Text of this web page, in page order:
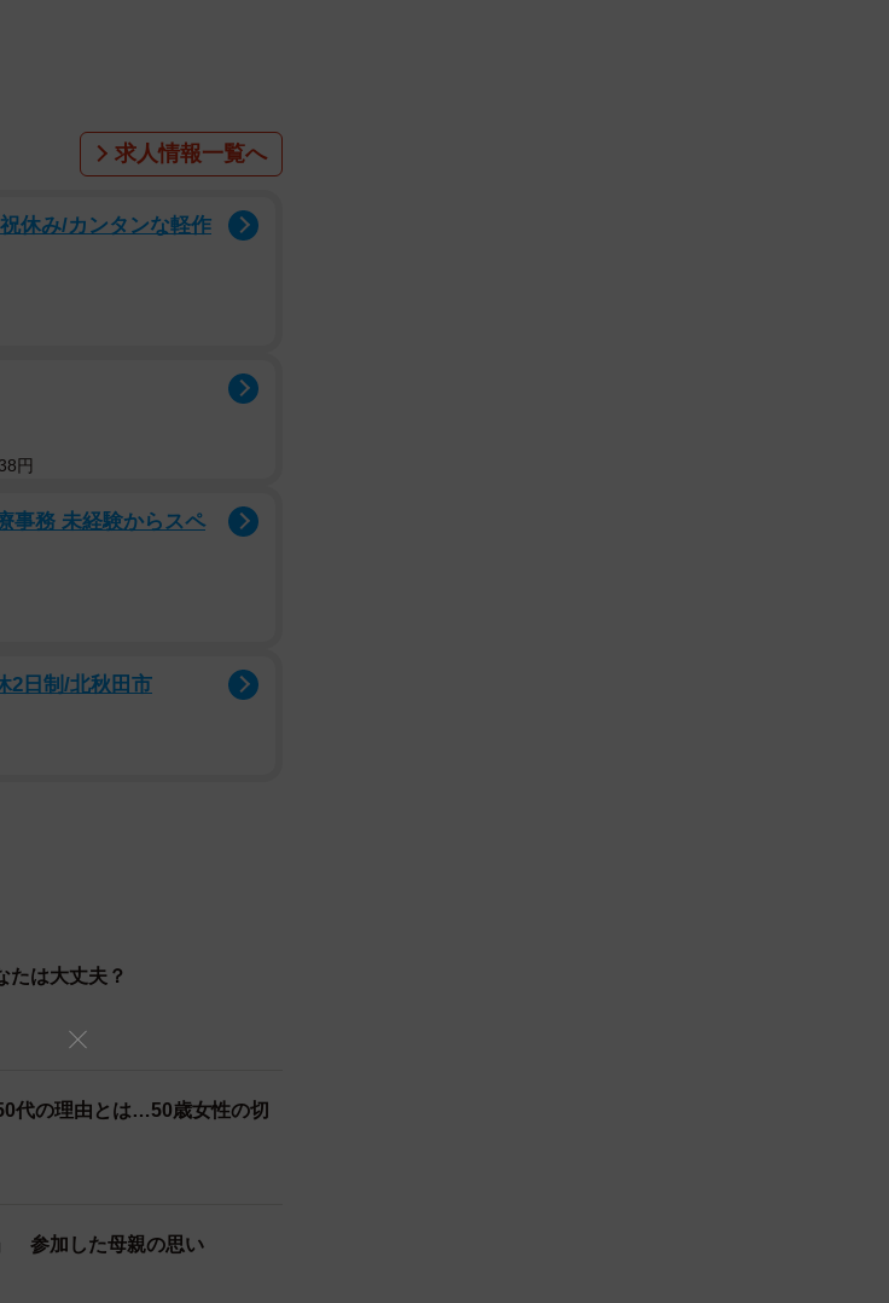
いうのも、詐欺師はまず相手
づいてくるからです。そのた
ています。詐欺師たちは高収
。すると、こちらも好印象の
生まれてしまうのです。
、収入が不安定なジャーナリ
す。いっそのこと年収1000万
、心に魔が差しそうな時もあ
果は毎回、玉砕ということに
婚活パーティーで出会った３
して、逮捕されています。自
て、自分自身を見ていないこ
実際に年収・職業・ルックス
したところに、詐欺師が付け
求人情報一覧へ
休み/カンタンな軽作
円
事務 未経験からスペ
2日制/北秋田市
たは大丈夫？
代の理由とは…50歳女性の切
参加した母親の思い